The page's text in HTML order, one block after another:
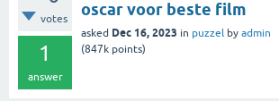
votes
1
answer
oscar voor beste film
asked Dec 16, 2023 in puzzel by admin
(847k points)